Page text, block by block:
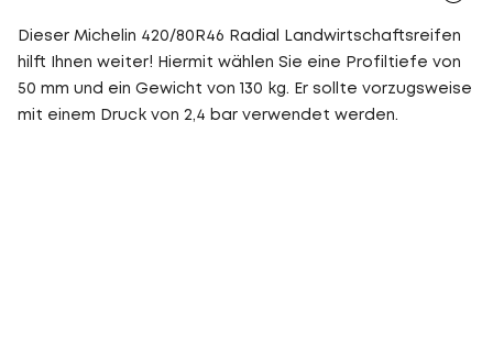
Dieser Michelin 420/80R46 Radial Landwirtschaftsreifen
hilft Ihnen weiter! Hiermit wählen Sie eine Profiltiefe von
50 mm und ein Gewicht von 130 kg. Er sollte vorzugsweise
mit einem Druck von 2,4 bar verwendet werden.